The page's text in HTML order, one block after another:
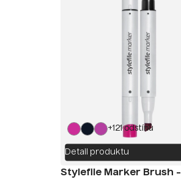
+121 odstínů
Detail produktu
Stylefile Marker Brush -